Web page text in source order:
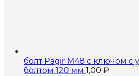
болт Pagir M48 с ключом
болтом 120 мм 1,00 ₽